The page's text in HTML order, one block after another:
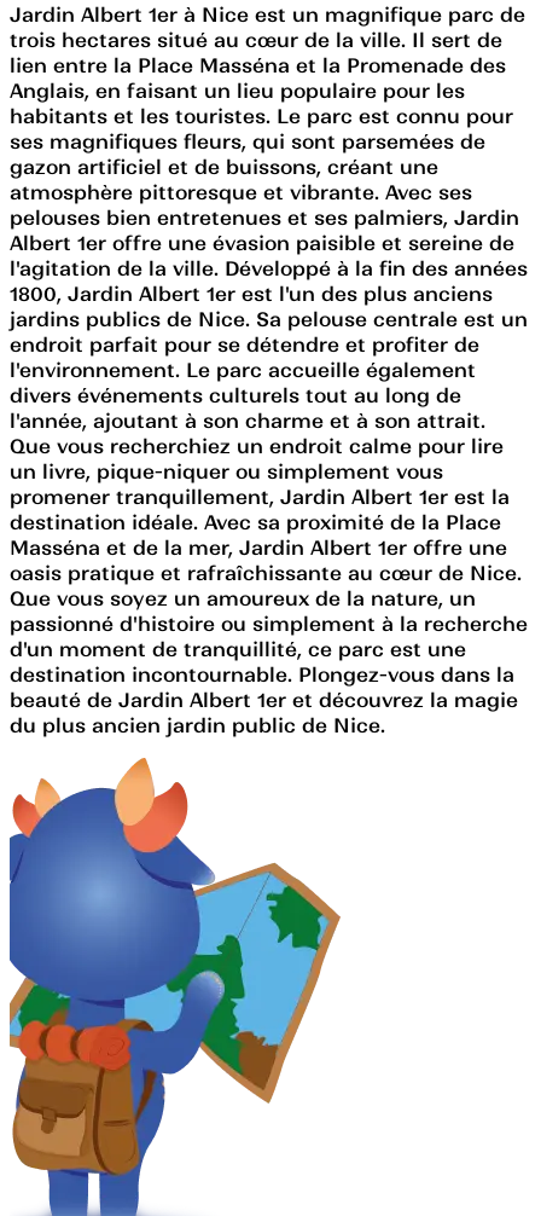
Jardin Albert 1er à Nice est un magnifique parc de
trois hectares situé au cœur de la ville. Il sert de
lien entre la Place Masséna et la Promenade des
Anglais, en faisant un lieu populaire pour les
habitants et les touristes. Le parc est connu pour
ses magnifiques fleurs, qui sont parsemées de
gazon artificiel et de buissons, créant une
atmosphère pittoresque et vibrante. Avec ses
pelouses bien entretenues et ses palmiers, Jardin
Albert 1er offre une évasion paisible et sereine de
l'agitation de la ville. Développé à la fin des années
1800, Jardin Albert 1er est l'un des plus anciens
jardins publics de Nice. Sa pelouse centrale est un
endroit parfait pour se détendre et profiter de
l'environnement. Le parc accueille également
divers événements culturels tout au long de
l'année, ajoutant à son charme et à son attrait.
Que vous recherchiez un endroit calme pour lire
un livre, pique-niquer ou simplement vous
promener tranquillement, Jardin Albert 1er est la
destination idéale. Avec sa proximité de la Place
Masséna et de la mer, Jardin Albert 1er offre une
oasis pratique et rafraîchissante au cœur de Nice.
Que vous soyez un amoureux de la nature, un
passionné d'histoire ou simplement à la recherche
d'un moment de tranquillité, ce parc est une
destination incontournable. Plongez-vous dans la
beauté de Jardin Albert 1er et découvrez la magie
du plus ancien jardin public de Nice.